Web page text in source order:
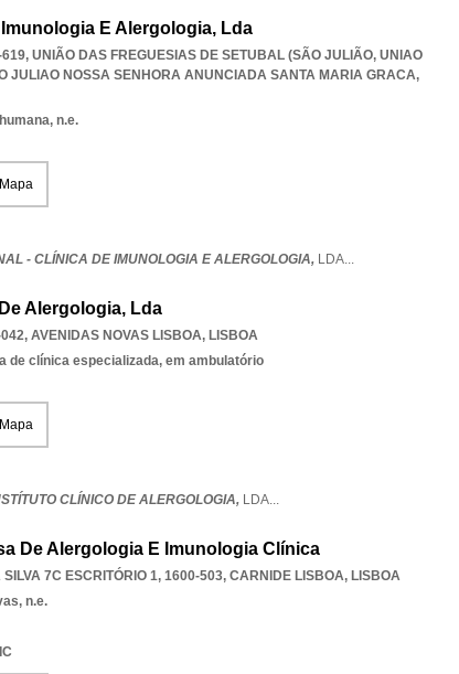
E Alergologia, Lda
UNIÃO DAS FREGUESIAS DE SETUBAL (SÃO JULIÃO, UNIAO
JULIAO NOSSA SENHORA ANUNCIADA SANTA MARIA GRACA,
n.e.
- CLÍNICA DE IMUNOLOGIA E ALERGOLOGIA, LDA...
Alergologia, Lda
, AVENIDAS NOVAS LISBOA, LISBOA
de clínica especializada, em ambulatório
CLÍNICO DE ALERGOLOGIA, LDA...
De Alergologia E Imunologia Clínica
7C ESCRITÓRIO 1, 1600-503, CARNIDE LISBOA, LISBOA
n.e.